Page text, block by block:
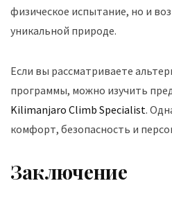
физическое испытание, но и
уникальной природе.
Если вы рассматриваете
программы, можно изучить
Kilimanjaro Climb Specialist.
комфорт, безопасность и
Заключение